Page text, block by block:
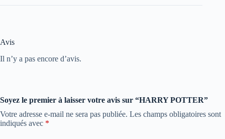
Avis
Il n’y a pas encore d’avis.
Soyez le premier à laisser votre avis sur “HARRY POTTER”
Votre adresse e-mail ne sera pas publiée. Les champs obligatoires sont
indiqués avec *